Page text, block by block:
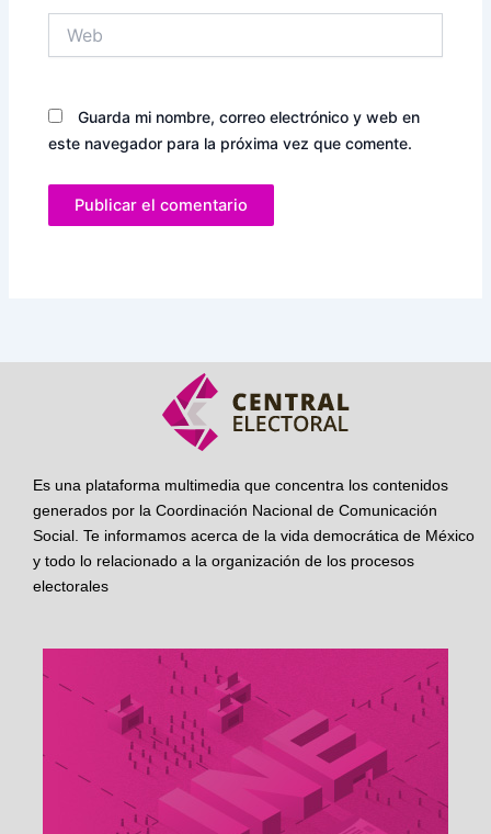
Guarda mi nombre, correo electrónico y web en
este navegador para la próxima vez que comente.
Es una plataforma multimedia que concentra los contenidos
generados por la Coordinación Nacional de Comunicación
Social. Te informamos acerca de la vida democrática de México
y todo lo relacionado a la organización de los procesos
electorales